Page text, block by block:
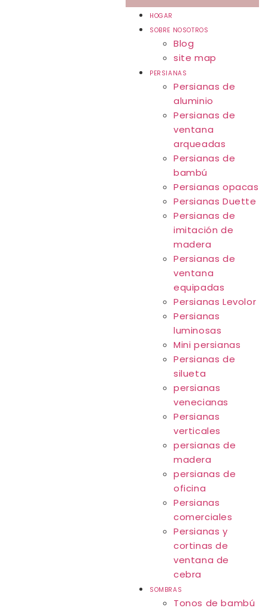
HOGAR
SOBRE NOSOTROS
Blog
site map
PERSIANAS
Persianas de
aluminio
Persianas de
ventana
arqueadas
Persianas de
bambú
Persianas opacas
Persianas Duette
Persianas de
imitación de
madera
Persianas de
ventana
equipadas
Persianas Levolor
Persianas
luminosas
Mini persianas
Persianas de
silueta
persianas
venecianas
Persianas
verticales
persianas de
madera
persianas de
oficina
Persianas
comerciales
Persianas y
cortinas de
ventana de
cebra
SOMBRAS
Tonos de bambú